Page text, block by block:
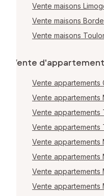
Vente maisons
Vente maisons
Vente maisons
Vente
Vente appartements
Vente appartements
Vente appartements
Vente appartements
Vente appartements
Vente appartements
Vente appartements
Vente appartements